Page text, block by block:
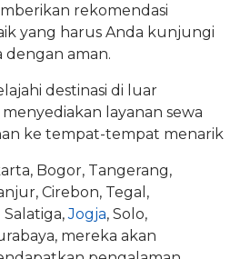
rekomendasi
yang harus Anda kunjungi
aman.
destinasi di luar
layanan sewa
ke tempat-tempat menarik
Bogor, Tangerang,
Cirebon, Tegal,
Jogja, Solo,
mereka akan